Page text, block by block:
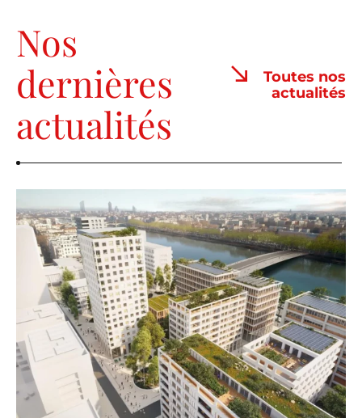
Nos
dernières
actualités
Toutes nos
actualités